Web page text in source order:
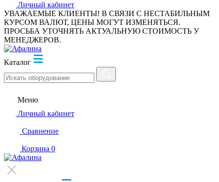
Личный кабинет
УВАЖАЕМЫЕ КЛИЕНТЫ! В СВЯЗИ С НЕСТАБИЛЬНЫМ
КУРСОМ ВАЛЮТ, ЦЕНЫ МОГУТ ИЗМЕНЯТЬСЯ.
ПРОСЬБА УТОЧНЯТЬ АКТУАЛЬНУЮ СТОИМОСТЬ У
МЕНЕДЖЕРОВ.
Каталог
Меню
Личный кабинет
Сравнение
Корзина 0